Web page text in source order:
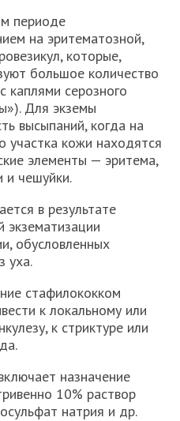
периоде
на эритематозной,
которые,
большое количество
каплями серозного
Для экземы
высыпаний, когда на
участка кожи находятся
элементы — эритема,
и чешуйки.
в результате
экзематизации
обусловленных
уха.
стафилококком
к локальному или
к стриктуре или
назначение
10% раствор
натрия и др.